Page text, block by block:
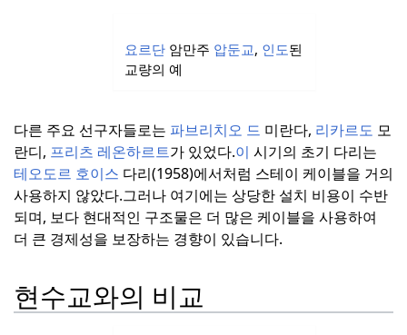
요르단 암만주 압둔교, 인도된
교량의 예
다른 주요 선구자들로는 파브리치오 드 미란다, 리카르도 모
란디, 프리츠 레온하르트가 있었다.이 시기의 초기 다리는
테오도르 호이스 다리(1958)에서처럼 스테이 케이블을 거의
사용하지 않았다.그러나 여기에는 상당한 설치 비용이 수반
되며, 보다 현대적인 구조물은 더 많은 케이블을 사용하여
더 큰 경제성을 보장하는 경향이 있습니다.
현수교와의 비교